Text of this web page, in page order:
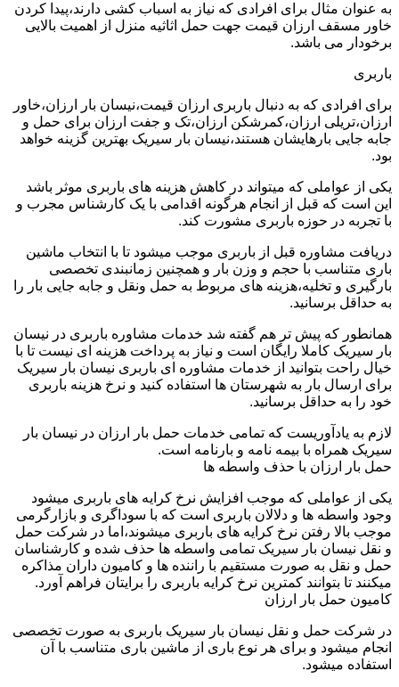
به عنوان مثال برای افرادی که نیاز به اسباب کشی دارند،پیدا کردن
خاور مسقف ارزان قیمت جهت حمل اثاثیه منزل از اهمیت بالایی
برخودار می باشد.
باربری
برای افرادی که به دنبال باربری ارزان قیمت،نیسان بار ارزان،خاور
ارزان،تریلی ارزان،کمرشکن ارزان،تک و جفت ارزان برای حمل و
جابه جایی بارهایشان هستند،نیسان بار سیریک بهترین گزینه خواهد
بود.
یکی از عواملی که میتواند در کاهش هزینه های باربری موثر باشد
این است که قبل از انجام هرگونه اقدامی با یک کارشناس مجرب و
با تجربه در حوزه باربری مشورت کند.
دریافت مشاوره قبل از باربری موجب میشود تا با انتخاب ماشین
باری متناسب با حجم و وزن بار و همچنین زمانبندی تخصصی
بارگیری و تخلیه،هزینه های مربوط به حمل ونقل و جابه جایی بار را
به حداقل برسانید.
همانطور که پیش تر هم گفته شد خدمات مشاوره باربری در نیسان
بار سیریک کاملا رایگان است و نیاز به پرداخت هزینه ای نیست تا با
خیال راحت بتوانید از خدمات مشاوره ای باربری نیسان بار سیریک
برای ارسال بار به شهرستان ها استفاده کنید و نرخ هزینه باربری
خود را به حداقل برسانید.
لازم به یادآوریست که تمامی خدمات حمل بار ارزان در نیسان بار
سیریک همراه با بیمه نامه و بارنامه است.
حمل بار ارزان با حذف واسطه ها
یکی از عواملی که موجب افزایش نرخ کرایه های باربری میشود
وجود واسطه ها و دلالان باربری است که با سوداگری و بازارگرمی
موجب بالا رفتن نرخ کرایه های باربری میشوند،اما در شرکت حمل
و نقل نیسان بار سیریک تمامی واسطه ها حذف شده و کارشناسان
حمل و نقل به صورت مستقیم با راننده ها و کامیون داران مذاکره
میکنند تا بتوانند کمترین نرخ کرایه باربری را برایتان فراهم آورد.
کامیون حمل بار ارزان
در شرکت حمل و نقل نیسان بار سیریک باربری به صورت تخصصی
انجام میشود و برای هر نوع باری از ماشین باری متناسب با آن
استفاده میشود.